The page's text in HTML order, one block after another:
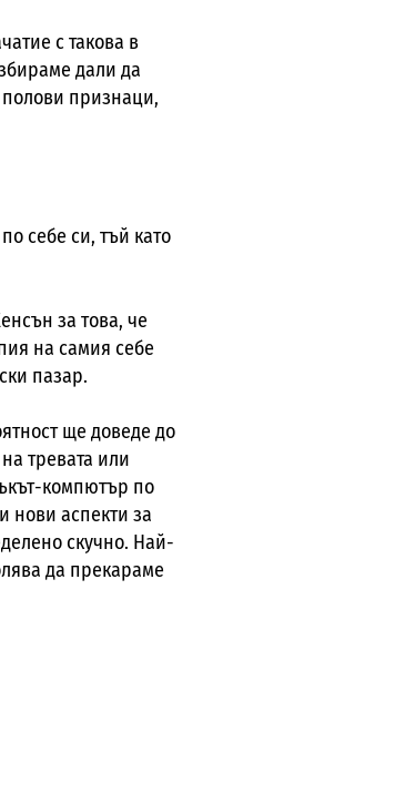
с такова в
дали да
признаци,
себе си, тъй като
за това, че
на самия себе
пазар.
ще доведе до
тревата или
компютър по
нови аспекти за
скучно. Най-
да прекараме